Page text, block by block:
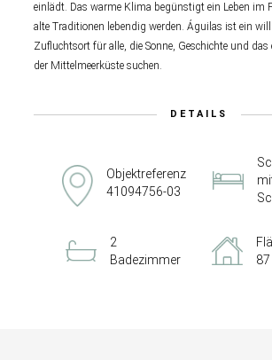
einlädt. Das warme Klima begünstigt ein Leben im
alte Traditionen lebendig werden. Águilas ist ein
Zufluchtsort für alle, die Sonne, Geschichte und
der Mittelmeerküste suchen.
DETAILS
Objektreferenz
41094756-03
2
Badezimmer